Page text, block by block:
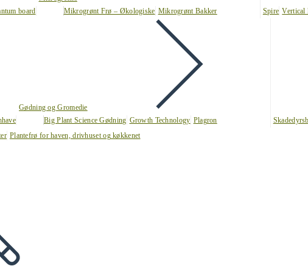
board
Mikrogrønt Frø – Økologiske Mikrogrønt Bakker Spire Vertical
Gødning og Gromedie
Big Plant Science Gødning Growth Technology Plagron
Plantefrø for haven, drivhuset og køkkenet